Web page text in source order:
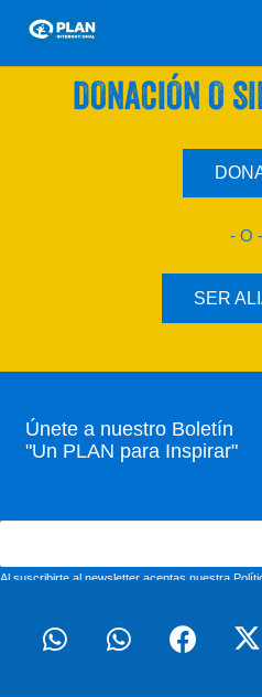
SÚMATE A
DONACIÓN O
- O -
SER
Únete a nuestro Boletín
"Un PLAN para Inspirar"
Al suscribirte al newsletter aceptas nuestra